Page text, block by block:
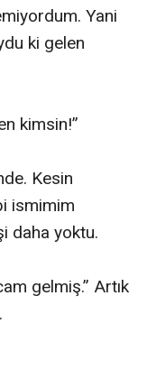
Yani
ki gelen
kimsin!”
Kesin
ismimim
daha yoktu.
gelmiş.” Artık